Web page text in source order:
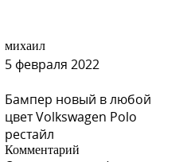
михаил
5 февраля 2022
Бампер новый в любой
цвет Volkswagen Polo
рестайл
Комментарий